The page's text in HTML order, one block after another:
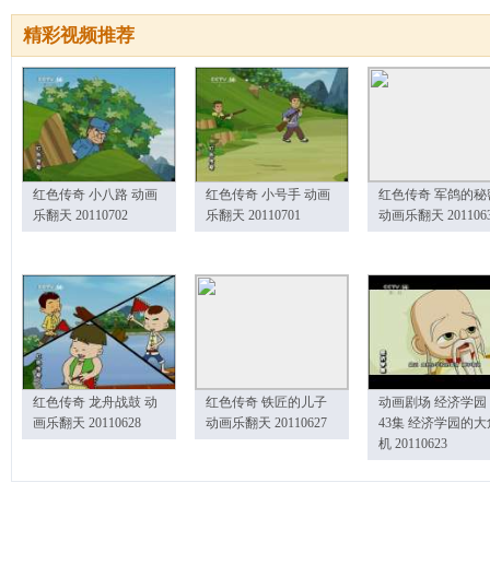
精彩视频推荐
红色传奇 小八路 动画
乐翻天 20110702
红色传奇 小号手 动画
乐翻天 20110701
红色传奇 军鸽的秘
动画乐翻天
红色传奇 龙舟战鼓 动
画乐翻天 20110628
红色传奇 铁匠的儿子
动画乐翻天 20110627
动画剧场 经济学园
43集 经济学园的大
机 20110623